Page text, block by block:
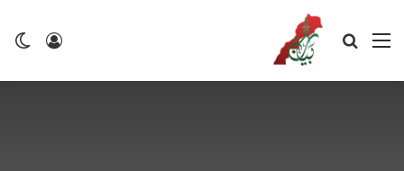
تسجيل
القائمة بحث